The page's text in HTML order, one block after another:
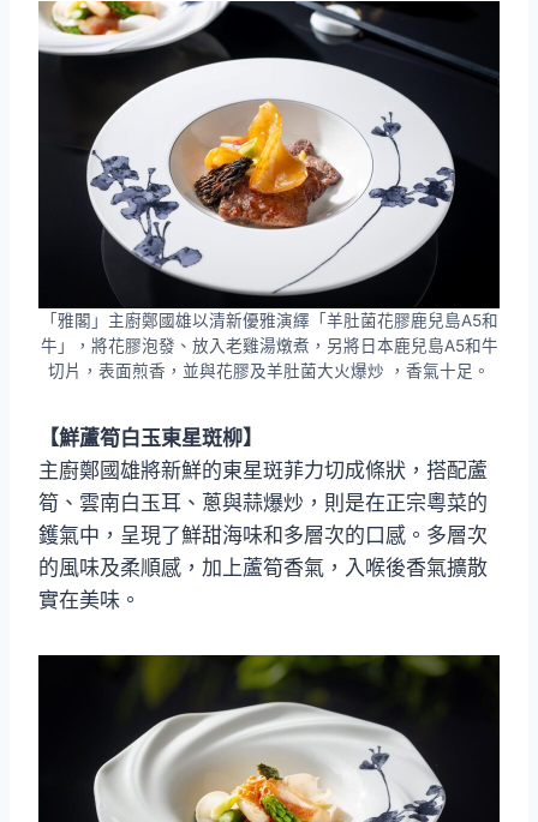
「雅閣」主廚鄭國雄以清新優雅演繹「羊肚菌花膠鹿兒島A5和
牛」，將花膠泡發、放入老雞湯燉煮，另將日本鹿兒島A5和牛
切片，表面煎香，並與花膠及羊肚菌大火爆炒 ，香氣十足。
【鮮蘆筍白玉東星斑柳】
主廚鄭國雄將新鮮的東星斑菲力切成條狀，搭配蘆
筍、雲南白玉耳、蔥與蒜爆炒，則是在正宗粵菜的
鑊氣中，呈現了鮮甜海味和多層次的口感。多層次
的風味及柔順感，加上蘆筍香氣，入喉後香氣擴散
實在美味。